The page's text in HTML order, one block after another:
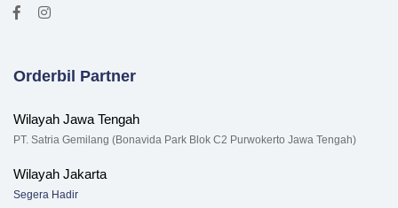
Orderbil Partner
Wilayah Jawa Tengah
PT. Satria Gemilang (Bonavida Park Blok C2 Purwokerto Jawa Tengah)
Wilayah Jakarta
Segera Hadir